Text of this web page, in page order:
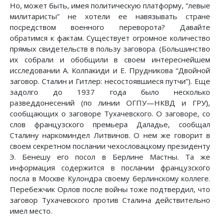
Но, может быть, имея политическую платформу, “левые
милитаристы” не хотели ее навязывать стране
посредством военного переворота? Давайте
обратимся к фактам. Существует огромное количество
прямых свидетельств в пользу заговора. (Большинство
их собрали и обобщили в своем интереснейшем
исследовании А. Колпакиди и Е. Прудникова “Двойной
заговор. Сталин и Гитлер: несостоявшиеся путчи”). Еще
задолго до 1937 года было несколько
разведдонесений (по линии ОГПУ—НКВД и ГРУ),
сообщающих о заговоре Тухачевского. О заговоре, со
слов французского премьера Даладье, сообщал
Сталину наркоминдел Литвинов. О нем же говорит в
своем секретном послании чехословацкому президенту
Э. Бенешу его посол в Берлине Мастны. Та же
информация содержится в послании французского
посла в Москве Кулондра своему берлинскому коллеге.
Перебежчик Орлов после войны тоже подтвердил, что
заговор Тухачевского против Сталина действительно
имел место.